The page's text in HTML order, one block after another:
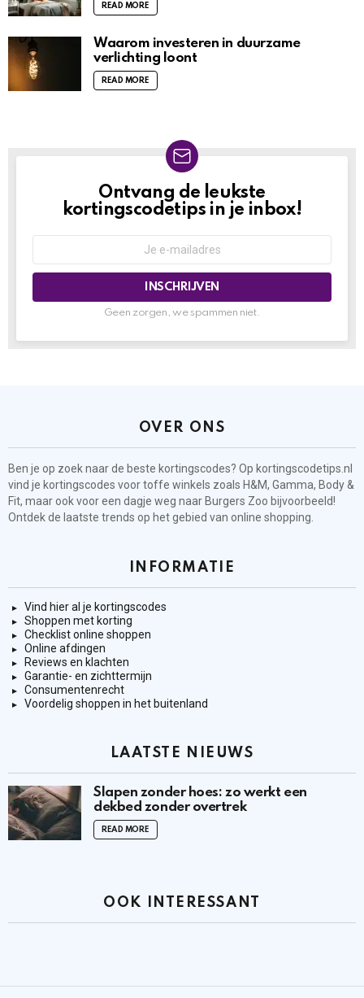
READ MORE
Waarom investeren in duurzame
verlichting loont
READ MORE
NIEUWSBRIEFOntvang de leukste
kortingscodetips in je inbox!
Geen zorgen, we spammen niet.
OVER ONS
Ben je op zoek naar de beste kortingscodes? Op kortingscodetips.nl
vind je kortingscodes voor toffe winkels zoals H&M, Gamma, Body &
Fit, maar ook voor een dagje weg naar Burgers Zoo bijvoorbeeld!
Ontdek de laatste trends op het gebied van online shopping.
INFORMATIE
Vind hier al je kortingscodes
Shoppen met korting
Checklist online shoppen
Online afdingen
Reviews en klachten
Garantie- en zichttermijn
Consumentenrecht
Voordelig shoppen in het buitenland
LAATSTE NIEUWS
Slapen zonder hoes: zo werkt een
dekbed zonder overtrek
READ MORE
OOK INTERESSANT